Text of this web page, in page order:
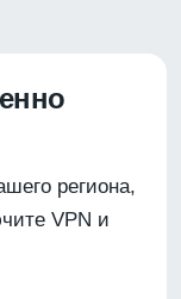
региона,
VPN и